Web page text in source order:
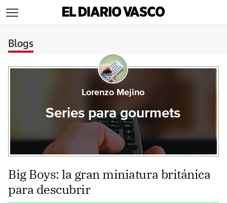
Blogs
Lorenzo Mejino
Series para gourmets
Big Boys: la gran miniatura británica
para descubrir